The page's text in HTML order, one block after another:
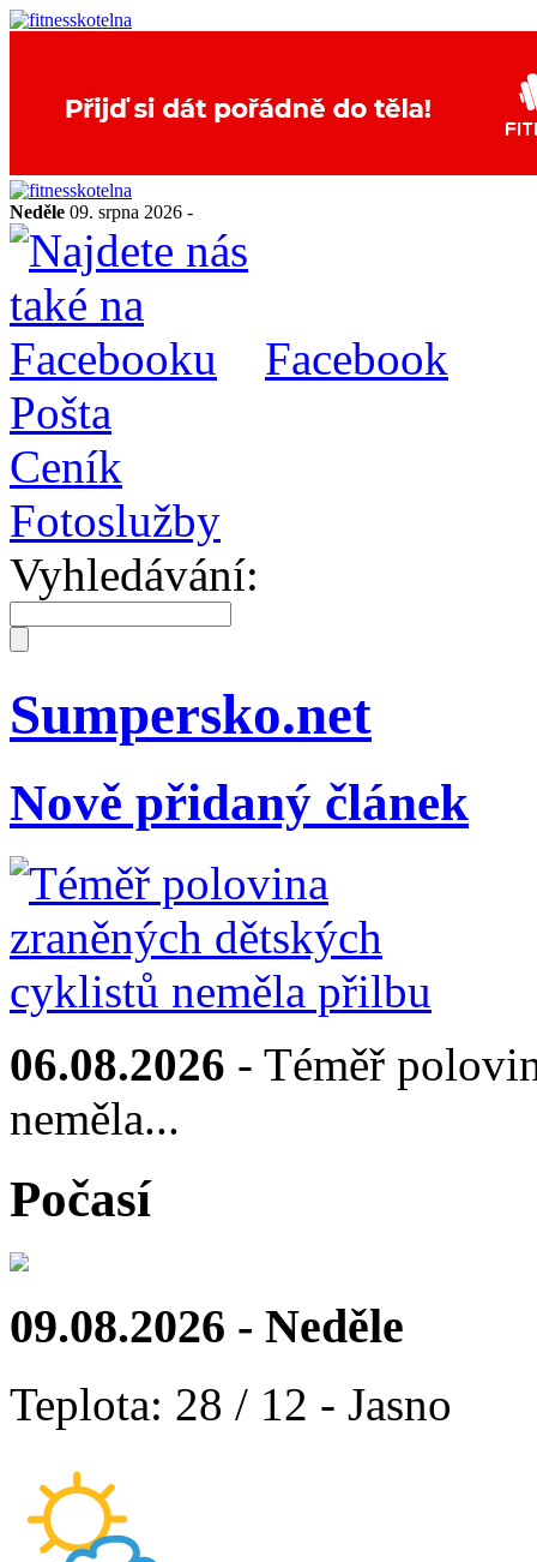
Neděle 09. srpna 2026 -
Facebook
Pošta
Ceník
Fotoslužby
Vyhledávání:
Sumpersko.net
Nově přidaný článek
06.08.2026 - Téměř
neměla...
Počasí
09.08.2026 - Neděle
Teplota: 28 / 12 - Jasno